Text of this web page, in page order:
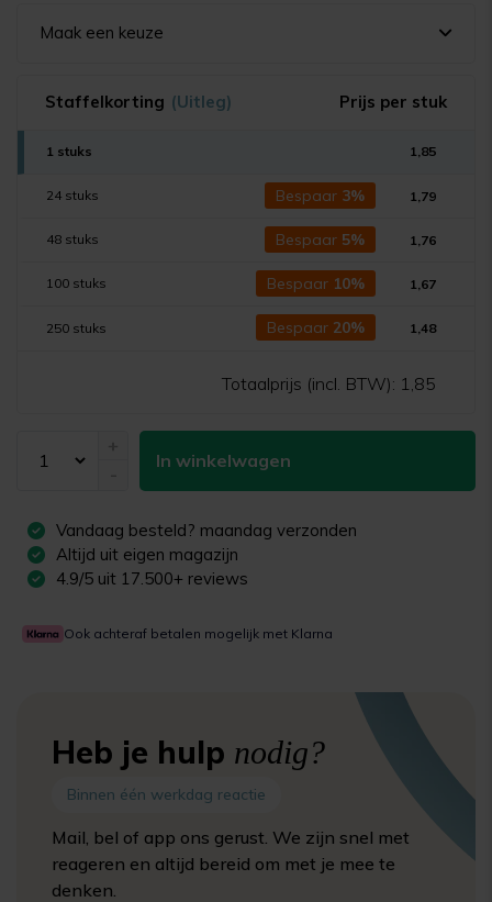
Maak een keuze
Staffelkorting (Uitleg) Prijs per stuk
1 stuks 1,85
24 stuks Bespaar 3% 1,79
48 stuks Bespaar 5% 1,76
100 stuks Bespaar 10% 1,67
250 stuks Bespaar 20% 1,48
Totaalprijs (incl. BTW): 1,85
In winkelwagen
Vandaag besteld? maandag verzonden
Altijd uit eigen magazijn
4.9/5 uit 17.500+ reviews
Ook achteraf betalen mogelijk met Klarna
Heb je hulp nodig?
Binnen één werkdag reactie
Mail, bel of app ons gerust. We zijn snel met
reageren en altijd bereid om met je mee te
denken.